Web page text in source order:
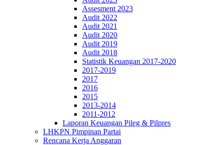
Assesment 2023
Audit 2022
Audit 2021
Audit 2020
Audit 2019
Audit 2018
Statistik Keuangan 2017-2020
2017-2019
2017
2016
2015
2013-2014
2011-2012
Laporan Keuangan Pileg & Pilpres
LHKPN Pimpinan Partai
Rencana Kerja Anggaran